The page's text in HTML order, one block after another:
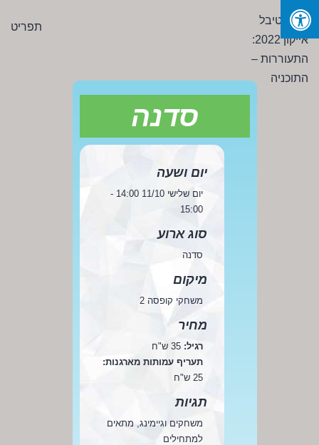
Skip
content
פסטיבל
אייקון
2022:
התעוררות
תפריט
סדנה
יום ושעה
יום שלישי 11/10 14:00 -
15:00
סוג ארוע
סדנה
מיקום
משחקי קופסה 2
מחיר
רגיל:
תעריף עמותות מארגנות:
25 ש"ח
תגיות
משחקים וגיימינג, מתאים
למתחילים